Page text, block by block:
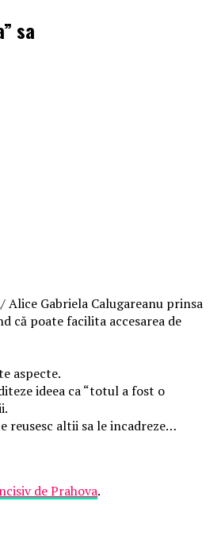
sa
Gabriela Calugareanu prinsa
că poate facilita accesarea de
aspecte.
ideea ca “totul a fost o
reusesc altii sa le incadreze…
de Prahova.